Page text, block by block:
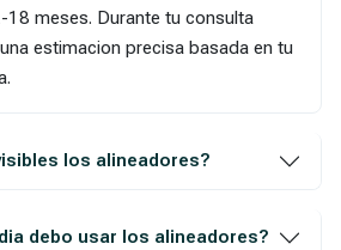
18 meses. Durante tu consulta
estimacion precisa basada en tu
los alineadores?
debo usar los alineadores?